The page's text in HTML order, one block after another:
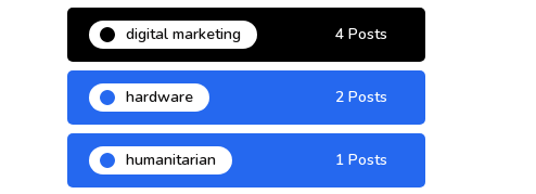
digital marketing 4 Posts
hardware 2 Posts
humanitarian 1 Posts